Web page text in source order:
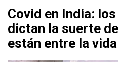
Covid en India:
dictan la suerte
están entre la